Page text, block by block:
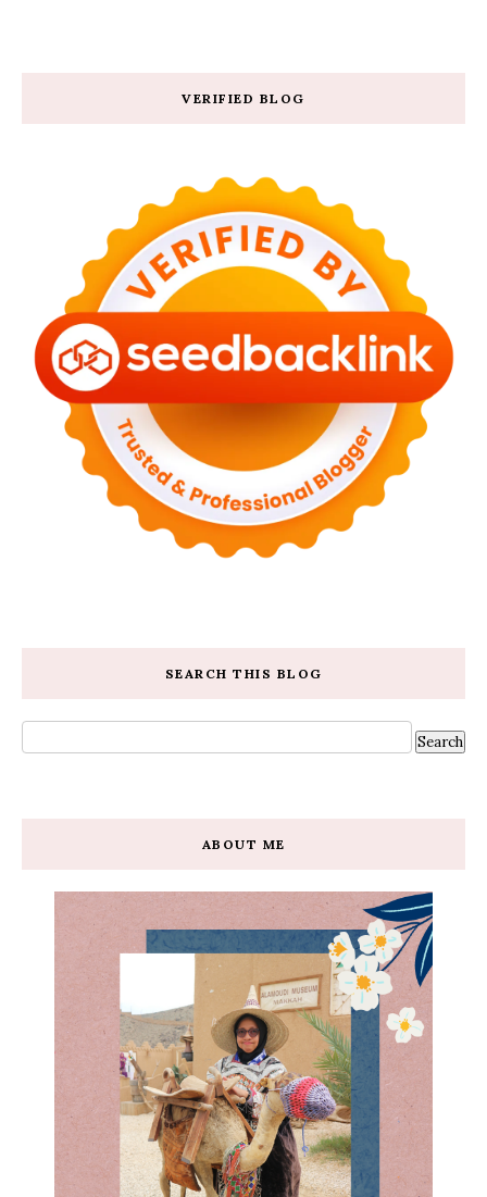
VERIFIED BLOG
SEARCH THIS BLOG
ABOUT ME